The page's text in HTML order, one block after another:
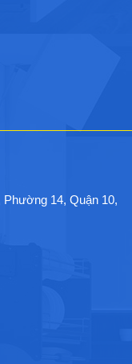
14, Quận 10,